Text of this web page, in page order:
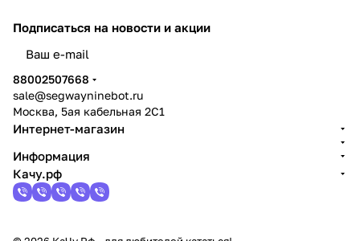
Подписаться на новости и акции
88002507668
sale@segwayninebot.ru
Москва, 5ая кабельная 2С1
Интернет-магазин
Информация
Качу.рф